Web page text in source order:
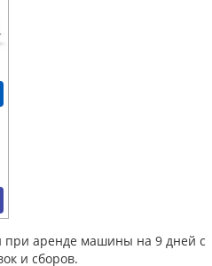
при аренде машины на 9 дней с
и сборов.